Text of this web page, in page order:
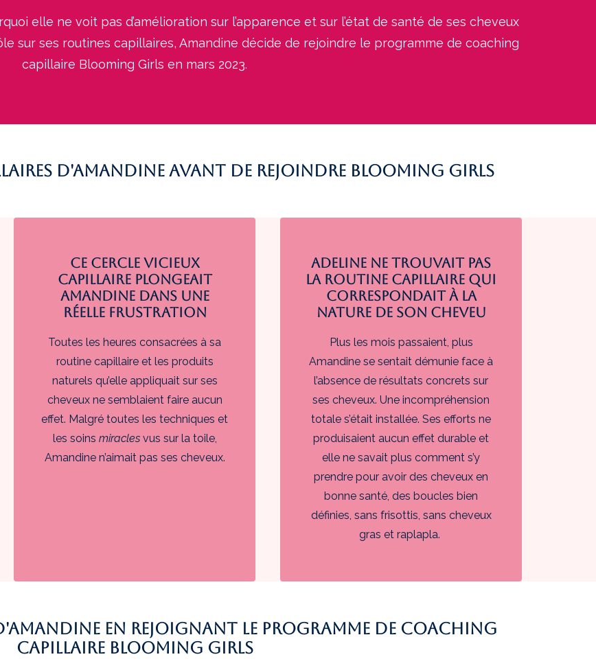
elle ne voit pas d’amélioration sur l’apparence et sur l’état de santé de ses cheveux
sur ses routines capillaires, Amandine décide de rejoindre le programme de coaching
capillaire Blooming Girls en mars 2023.
d'Amandine avant de rejoindre Blooming Girls
Ce cercle vicieux
capillaire plongeait
Amandine dans une
réelle frustration
Toutes les heures consacrées à sa
routine capillaire et les produits
naturels qu’elle appliquait sur ses
cheveux ne semblaient faire aucun
effet. Malgré toutes les techniques et
les soins miraclesvus sur la toile,
Amandine n’aimait pas ses cheveux.
Adeline ne trouvait pas
la routine capillaire qui
correspondait à la
nature de son cheveu
Plus les mois passaient, plus
Amandine se sentait démunie face à
l’absence de résultats concrets sur
ses cheveux. Une incompréhension
totale s’était installée. Ses efforts ne
produisaient aucun effet durable et
elle ne savait plus comment s’y
prendre pour avoir des cheveux en
bonne santé, des boucles bien
définies, sans frisottis, sans cheveux
gras et raplapla.
en rejoignant le programme de coaching
capillaire Blooming Girls